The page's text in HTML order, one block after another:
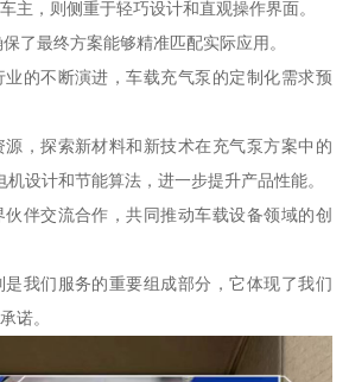
主，则侧重于轻巧设计和直观操作界面。
了最终方案能够精准匹配实际应用。
的不断演进，车载充气泵的定制化需求预
，探索新材料和新技术在充气泵方案中的
设计和节能算法，进一步提升产品性能。
伴交流合作，共同推动车载设备领域的创
我们服务的重要组成部分，它体现了我们
诺。